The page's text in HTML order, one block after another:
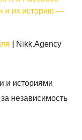
и их историю —
| Nikk.Agency
и историями
независимость